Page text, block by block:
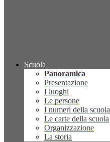
Scuola
Panoramica
Presentazione
I luoghi
Le persone
I numeri della scuola
Le carte della scuola
Organizzazione
La storia